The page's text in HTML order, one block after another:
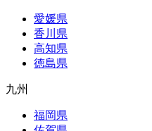
愛媛県
香川県
高知県
徳島県
九州
福岡県